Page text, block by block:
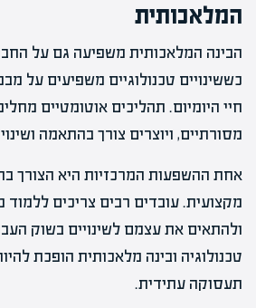
המלאכותית
הבינה המלאכותית משפיעה גם על
כששינויים טכנולוגיים משפיעים על
חיי היומיום. תהליכים אוטומטיים
מסורתיים, ויוצרים צורך בהתאמה
אחת ההשפעות המרכזיות היא הצורך
מקצועית. עובדים רבים צריכים ללמוד
ולהתאים את עצמם לשינויים בשוק
טכנולוגיה ובינה מלאכותית הופכת
תעסוקה עתידית.